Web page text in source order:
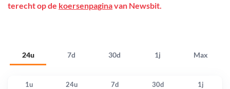
24u 7d 30d 1j Max
terecht op de koersenpaginavan Newsbit.
1u 24u 7d 30d 1j